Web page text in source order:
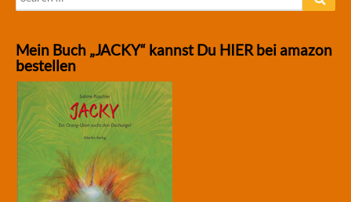
for:
Mein Buch „JACKY“ kannst Du HIER bei amazon
bestellen